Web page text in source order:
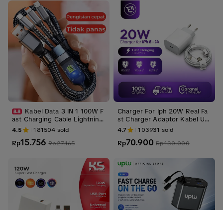
Kabel Data 3 IN 1 100W F
ast Charging Cable Lightning
Type C USB Micro For iPhone
15 Samsung Xiaomi OPPO VIV
O Pilot Lamp Digital Screen C
4.5 181504 sold
Rp15.756 Rp27.165
Charger For Iph 20W Real Fa
st Charger Adaptor Kabel US
B C To Lightning Casan Iph 2
0 Watt
4.7 103931 sold
Rp70.900 Rp130.000